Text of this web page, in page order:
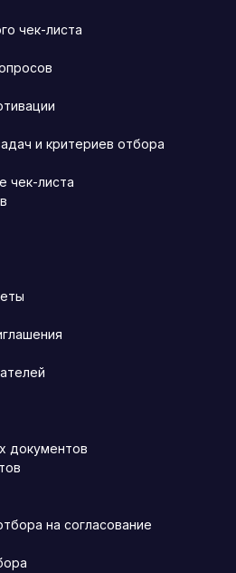
чек-листа
и критериев отбора
чек-листа
документов
на согласование